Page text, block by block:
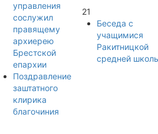
управления
сослужил
правящему
архиерею
Брестской
епархии
Поздравление
заштатного
клирика
благочиния
21
Беседа с
учащимися
Ракитницкой
средней